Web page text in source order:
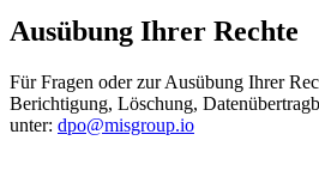
Ausübung Ihrer Rechte
Für Fragen oder zur Ausübung Ihrer
Berichtigung, Löschung,
unter: dpo@misgroup.io